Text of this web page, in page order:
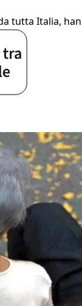
tutta Italia,